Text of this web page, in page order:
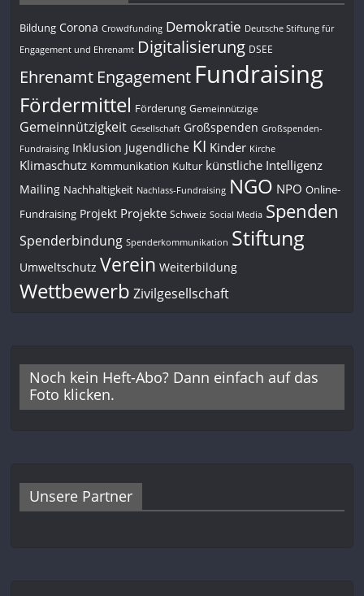
Bildung Corona Crowdfunding Demokratie Deutsche Stiftung für
Engagement und Ehrenamt Digitalisierung DSEE
Ehrenamt Engagement Fundraising
Fördermittel Förderung Gemeinnützige
Gemeinnützigkeit Gesellschaft Großspenden Großspenden-
Fundraising Inklusion Jugendliche KI Kinder Kirche
Klimaschutz Kommunikation Kultur künstliche Intelligenz
Mailing Nachhaltigkeit Nachlass-Fundraising NGO NPO Online-
Fundraising Projekt Projekte Schweiz Social Media Spenden
Spenderbindung Spenderkommunikation Stiftung
Umweltschutz Verein Weiterbildung
Wettbewerb Zivilgesellschaft
Noch kein Heft-Abo? Dann einfach auf das
Foto klicken.
Unsere Partner